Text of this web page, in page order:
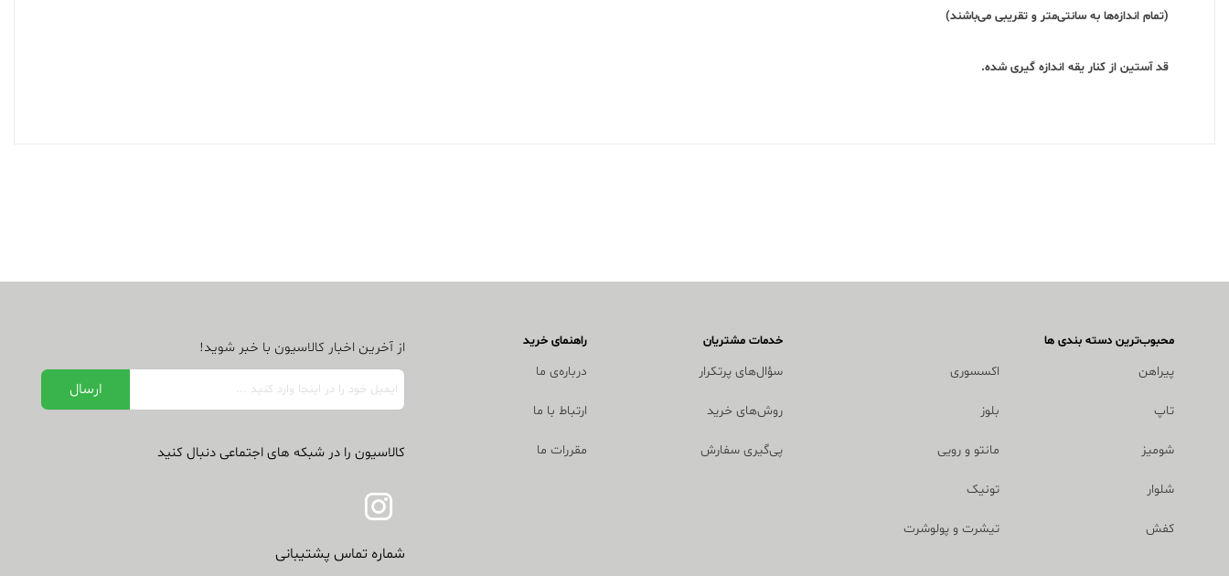
(تمام اندازه‌ها به سانتی‌متر و تقریبی می‌باشند)
قد آستین از کنار یقه اندازه گیری شده.
محبوب‌ترین دسته بندی ها
پیراهن
تاپ
شومیز
شلوار
کفش
اکسسوری
بلوز
مانتو و رویی
تونیک
تیشرت و پولوشرت
خدمات مشتریان
سؤال‌های پرتکرار
روش‌های خرید
پی‌گیری سفارش
راهنمای خرید
درباره‌ی ما
ارتباط با ما
مقررات ما
از آخرین اخبار کالاسیون با خبر شوید!
کالاسیون را در شبکه های اجتماعی دنبال کنید
شماره تماس پشتیبانی